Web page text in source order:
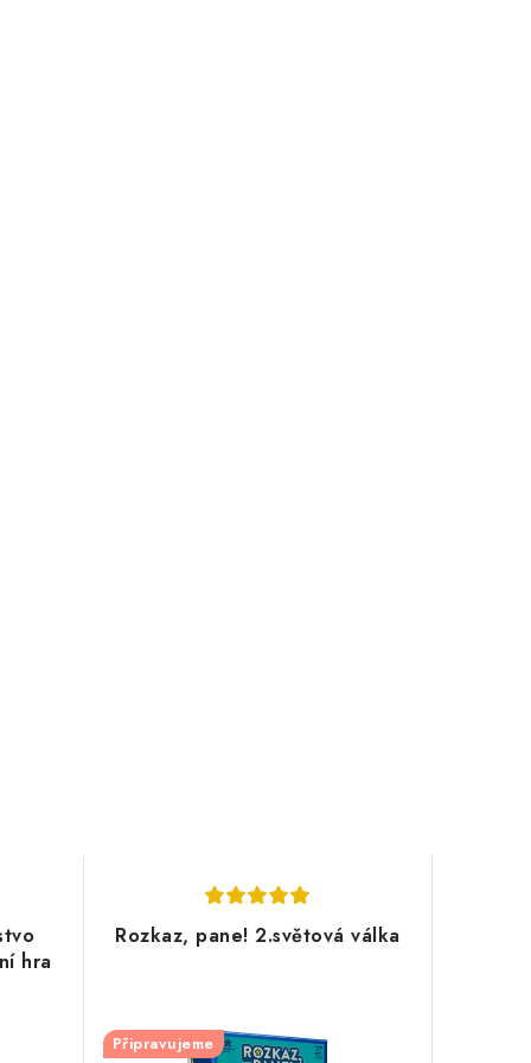
hra
Rozkaz, pane! 2.světová válka
Připravujeme